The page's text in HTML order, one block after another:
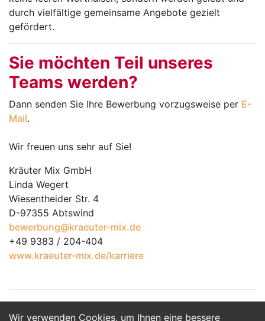
Wir verwenden Cookies, um Ihnen eine bessere
durch vielfältige gemeinsame Angebote gezielt
gefördert.
Sie möchten Teil unseres
Teams werden?
Dann senden Sie Ihre Bewerbung vorzugs­weise per E-
Mail.
Wir freuen uns sehr auf Sie!
Kräuter Mix GmbH
Linda Wegert
Wiesentheider Str. 4
D-97355 Abtswind
bewerbung@kraeuter-mix.de
+49 9383 / 204-404
www.kraeuter-mix.de/karriere